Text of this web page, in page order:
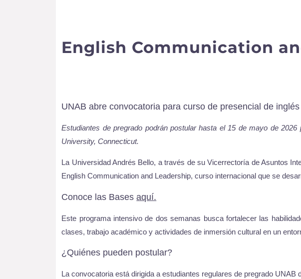
English Communication
UNAB abre convocatoria para curso de presencial de
Estudiantes de pregrado podrán postular hasta el 15 de mayo de
University, Connecticut.
La Universidad Andrés Bello, a través de su Vicerrectoría de Asuntos
English Communication and Leadership, curso internacional que se
Conoce las Basesaquí.
Este programa intensivo de dos semanas busca fortalecer las
clases, trabajo académico y actividades de inmersión cultural en un
¿Quiénes pueden postular?
La convocatoria está dirigida a estudiantes regulares de pregrado